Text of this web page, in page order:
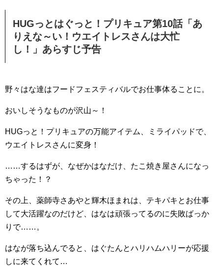
HUGっとはぐっと！プリキュア第10話「あ
りえな～い！ウエイトレスさんは大忙
し！」あらすじ予告
野々はな達はフードフェスティバルでお仕事体ることに。
おいしそうなものが沢山～！
HUGっと！プリキュアの万能アイテム、ミライパッドで、
ウエイトレスさんに変身！
……するはずが、なぜかはなだけ、たこ焼き屋さんになっ
ちゃった！？
その上、薬師寺さあやと輝木ほまれは、テキパキとお仕事
して大活躍なのだけど、はなは頑張ってるのに失敗ばっか
りで……。
はなが落ち込んでると、はぐたんとハリハムハリーが応援
しに来てくれて…